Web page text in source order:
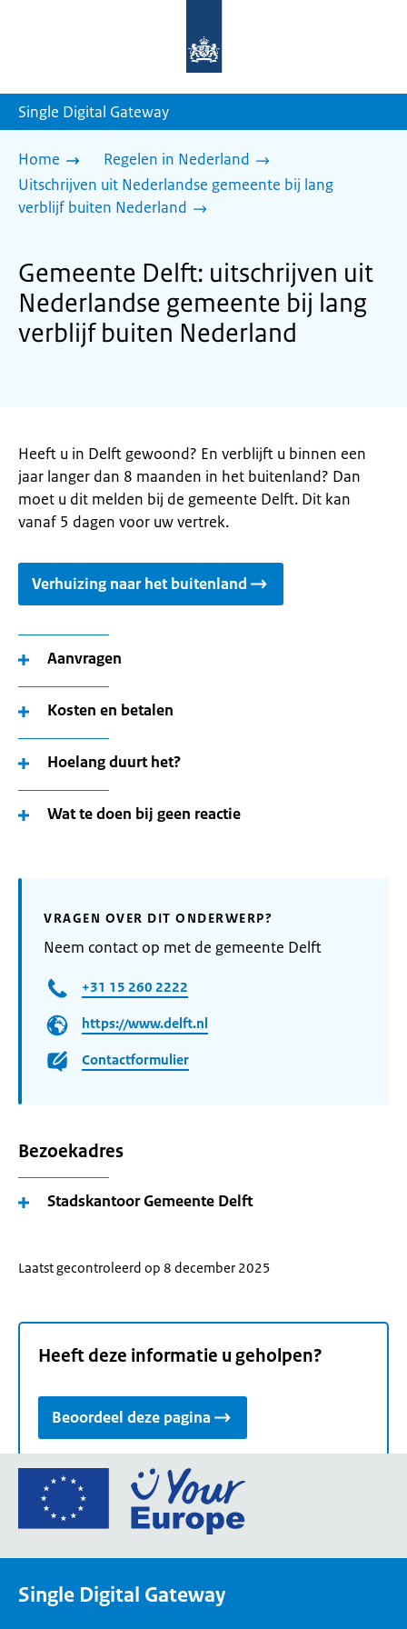
homepage
Single Digital Gateway
Home
Regelen in Nederland
Uitschrijven uit Nederlandse gemeente bij lang
verblijf buiten Nederland
Gemeente Delft: uitschrijven uit
Nederlandse gemeente bij lang
verblijf buiten Nederland
Heeft u in Delft gewoond? En verblijft u binnen een
jaar langer dan 8 maanden in het buitenland? Dan
moet u dit melden bij de gemeente Delft. Dit kan
vanaf 5 dagen voor uw vertrek.
Verhuizing naar het buitenland
Aanvragen
Kosten en betalen
Hoelang duurt het?
Wat te doen bij geen reactie
VRAGEN OVER DIT ONDERWERP?
Neem contact op met de gemeente Delft
+31 15 260 2222
https://www.delft.nl
Contactformulier
Bezoekadres
Stadskantoor Gemeente Delft
Laatst gecontroleerd op 8 december 2025
Heeft deze informatie u geholpen?
Beoordeel deze pagina
Ga
de
Single Digital Gateway